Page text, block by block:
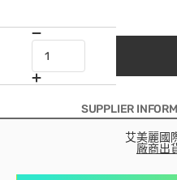
SUPPLIER
艾美麗國
廠商出